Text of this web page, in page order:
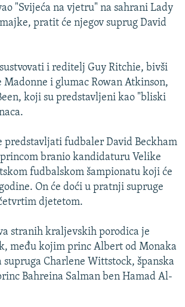
U BIH 2024.
U BIH
"Svijeća na vjetru" na sahrani Lady
pratit će njegov suprug David
i reditelj Guy Ritchie, bivši
Madonne i glumac Rowan Atkinson,
koji su predstavljeni kao "bliski
predstavljati fudbaler David Beckham
branio kandidaturu Velike
fudbalskom šampionatu koji će
On će doći u pratnji supruge
djetetom.
stranih kraljevskih porodica je
među kojim princ Albert od Monaka
supruga Charlene Wittstock, španska
Bahreina Salman ben Hamad Al-